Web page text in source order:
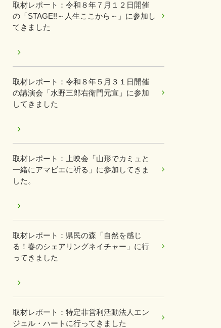
取材レポート：令和８年７月１２日開催
の「STAGE!!～人生ここから～」に参加し
てきました
取材レポート：令和８年５月３１日開催
の講演会「水野三郎右衛門元宣」に参加
してきました
取材レポート：上映会「山形でカミュと
一緒にアマビエに祈る」に参加してきま
した。
取材レポート：県民の森「自然を感じ
る！春のシェアリングネイチャー」に行
ってきました
取材レポート：特定非営利活動法人エン
ジェル・ハートに行ってきました